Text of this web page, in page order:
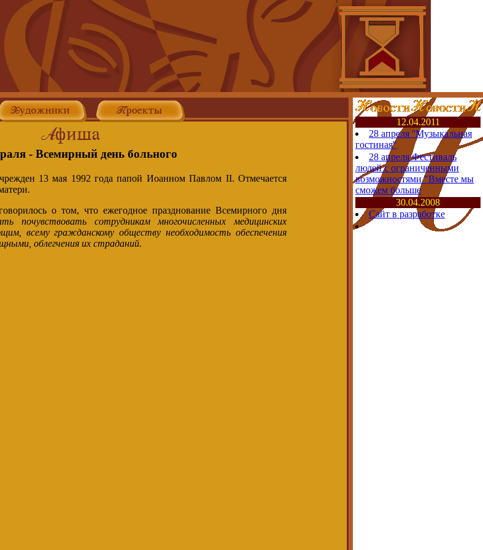
- Всемирный день больного
13 мая 1992 года папой Иоанном Павлом II. Отмечается
о том, что ежегодное празднование Всемирного дня
почувствовать сотрудникам многочисленных медицинских
всему гражданскому обществу необходимость обеспечения
облегчения их страданий.
12.04.2011
28 апреля ''Музыкальная
гостиная''
28 апреля Фестиваль
людей с ограниченными
возможностями "Вместе мы
сможем больше
30.04.2008
Сайт в разработке